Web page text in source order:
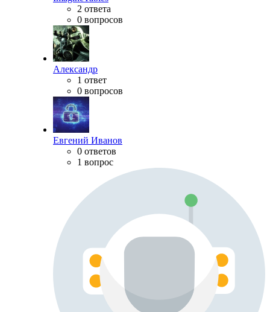
2 ответа
0 вопросов
Александр
1 ответ
0 вопросов
Евгений Иванов
0 ответов
1 вопрос